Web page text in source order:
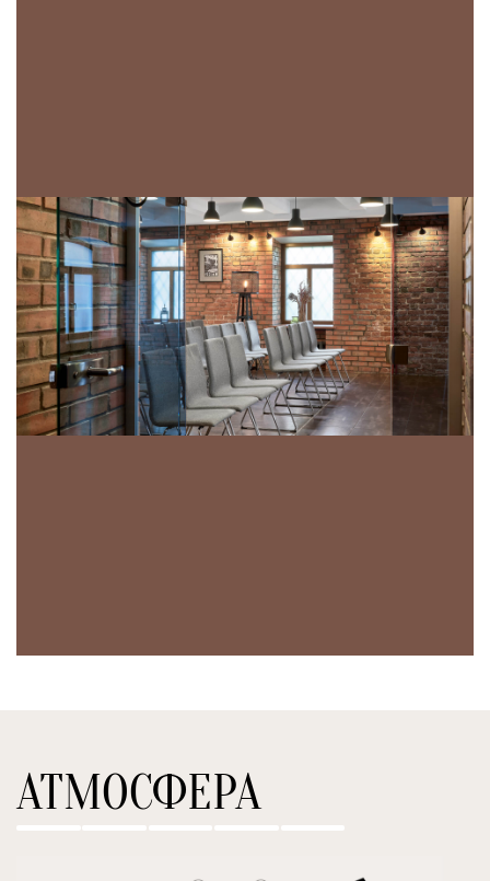
АТМОСФЕРА